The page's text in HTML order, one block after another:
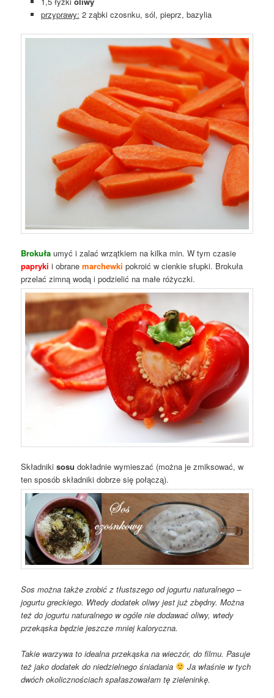
przyprawy: 2 ząbki czosnku, sól, pieprz, bazylia
Brokuła umyć i zalać wrzątkiem na kilka min. W tym czasie
papryki i obranemarchewki pokroić w cienkie słupki. Brokuła
przelać zimną wodą i podzielić na małe różyczki.
Składniki sosu dokładnie wymieszać (można je zmiksować, w
ten sposób składniki dobrze się połączą).
Sos można także zrobić z tłustszego od jogurtu naturalnego –
jogurtu greckiego. Wtedy dodatek oliwy jest już zbędny. Można
też do jogurtu naturalnego w ogóle nie dodawać oliwy, wtedy
przekąska będzie jeszcze mniej kaloryczna.
Takie warzywa to idealna przekąska na wieczór, do filmu. Pasuje
też jako dodatek do niedzielnego śniadania
Ja właśnie w tych
dwóch okolicznościach spałaszowałam tę zieleninkę.